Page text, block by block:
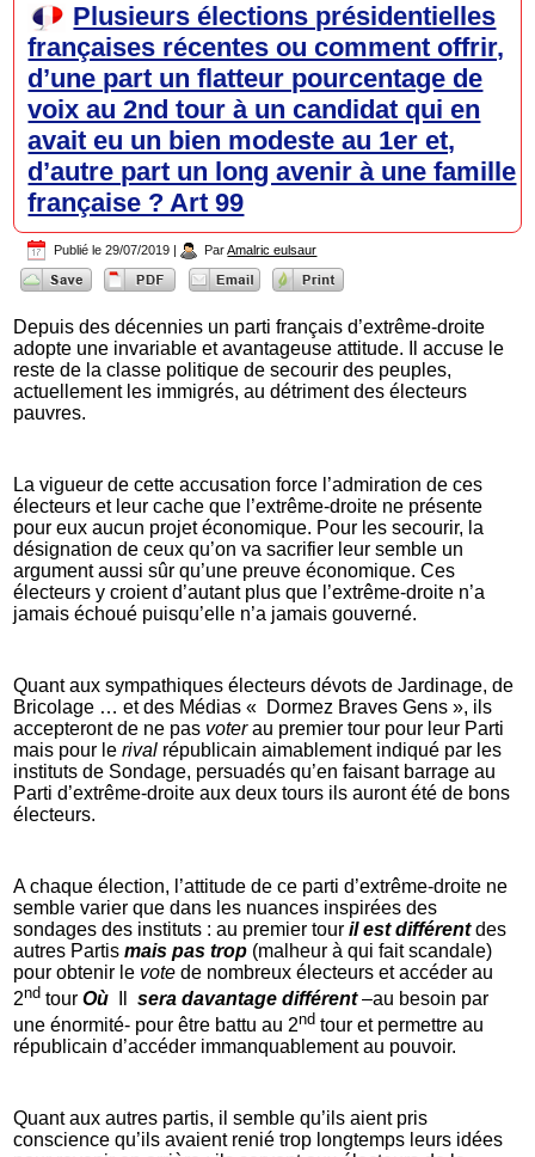
Plusieurs élections présidentielles
françaises récentes ou comment offrir,
d’une part un flatteur pourcentage de
voix au 2nd tour à un candidat qui en
avait eu un bien modeste au 1er et,
d’autre part un long avenir à une famille
française ? Art 99
Publié le 29/07/2019 | Par Amalric eulsaur
Depuis des décennies un parti français d’extrême-droite
adopte une invariable et avantageuse attitude. Il accuse le
reste de la classe politique de secourir des peuples,
actuellement les immigrés, au détriment des électeurs
pauvres.
La vigueur de cette accusation force l’admiration de ces
électeurs et leur cache que l’extrême-droite ne présente
pour eux aucun projet économique. Pour les secourir, la
désignation de ceux qu’on va sacrifier leur semble un
argument aussi sûr qu’une preuve économique. Ces
électeurs y croient d’autant plus que l’extrême-droite n’a
jamais échoué puisqu’elle n’a jamais gouverné.
Quant aux sympathiques électeurs dévots de Jardinage, de
Bricolage … et des Médias « Dormez Braves Gens », ils
accepteront de ne pas voterau premier tour pour leur Parti
mais pour lerival républicain aimablement indiqué par les
instituts de Sondage, persuadés qu’en faisant barrage au
Parti d’extrême-droite aux deux tours ils auront été de bons
électeurs.
A chaque élection, l’attitude de ce parti d’extrême-droite ne
semble varier que dans les nuances inspirées des
sondages des instituts : au premier touril est différentdes
autres Partismais pas trop (malheur à qui fait scandale)
pour obtenir le vote de nombreux électeurs et accéder au
2nd tourOù Ilsera davantage différent–au besoin par
une énormité- pour être battu au 2ndtour et permettre au
républicain d’accéder immanquablement au pouvoir.
Quant aux autres partis, il semble qu’ils aient pris
conscience qu’ils avaient renié trop longtemps leurs idées